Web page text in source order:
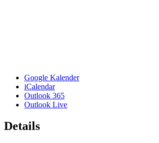
Google Kalender
iCalendar
Outlook 365
Outlook Live
Details